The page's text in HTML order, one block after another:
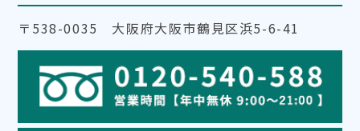
〒538-0035 大阪府大阪市鶴見区浜5-6-41